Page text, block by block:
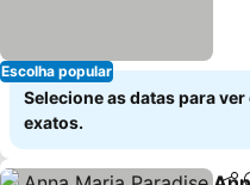
Escolha popular
Selecione as datas para
exatos.